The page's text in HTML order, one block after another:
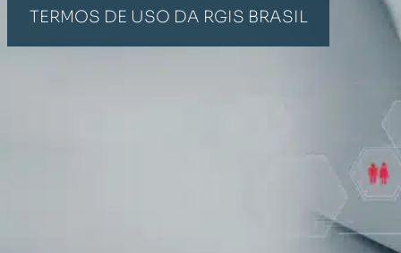
TERMOS DE USO DA RGIS BRASIL
O site RGIS, LLC e Afiliadas RGIS (“RGIS”) é composto
Site RGIS” será definido aqui para incluir www.rgis.com
exclusivamente, pelo RGIS (“Serviços”), principalmente,